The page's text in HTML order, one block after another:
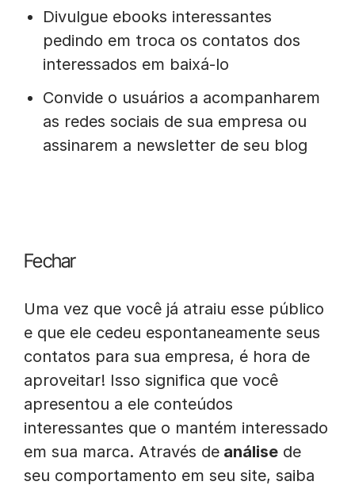
Divulgue ebooks interessantes
pedindo em troca os contatos dos
interessados em baixá-lo
Convide o usuários a acompanharem
as redes sociais de sua empresa ou
assinarem a newsletter de seu blog
Fechar
Uma vez que você já atraiu esse público
e que ele cedeu espontaneamente seus
contatos para sua empresa, é hora de
aproveitar! Isso significa que você
apresentou a ele conteúdos
interessantes que o mantém interessado
em sua marca. Através de análise de
seu comportamento em seu site, saiba